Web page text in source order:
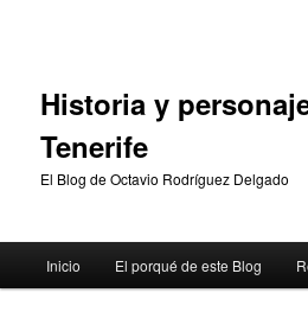
Historia y
Tenerife
El Blog de Octavio Rodríguez Delgado
principal
Inicio El porqué de este Blog